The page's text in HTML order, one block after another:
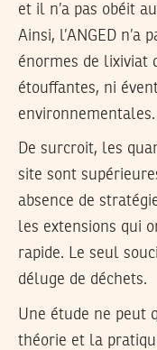
et il n’a pas obéit
Ainsi, l’ANGED
énormes de lixiviat
étouffantes, ni
environnementales.
De surcroit, les
site sont
absence de
les extensions qui
rapide. Le seul
déluge de déchets.
Une étude ne peut
théorie et la